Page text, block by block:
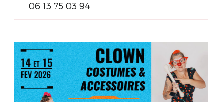
06 13 75 03 94